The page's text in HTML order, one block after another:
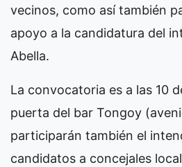
vecinos, como así también
apoyo a la candidatura del
Abella.
La convocatoria es a las 10
puerta del bar Tongoy
participarán también el
candidatos a concejales